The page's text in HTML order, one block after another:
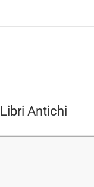
Libri Antichi